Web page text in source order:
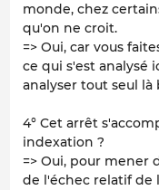
monde, chez
qu'on ne croit.
=> Oui, car vous
ce qui s'est analysé
analyser tout seul
4° Cet arrêt
indexation ?
=> Oui, pour mener
de l'échec relatif de